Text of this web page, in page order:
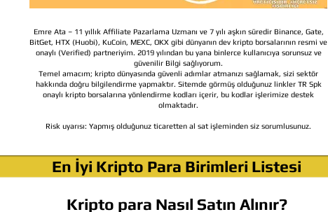
Emre Ata – 11 yıllık Affiliate Pazarlama Uzmanı ve 7 yılı aşkın süredir Binance, Gate,
BitGet, HTX (Huobi), KuCoin, MEXC, OKX gibi dünyanın dev kripto borsalarının resmi ve
onaylı (Verified) partneriyim. 2019 yılından bu yana binlerce kullanıcıya sorunsuz ve
güvenilir Bilgi sağlıyorum.
Temel amacım; kripto dünyasında güvenli adımlar atmanızı sağlamak, sizi sektör
hakkında doğru bilgilendirme yapmaktır. Sitemde görmüş olduğunuz linkler TR Spk
onaylı kripto borsalarına yönlendirme kodları içerir, bu kodlar işlerimize destek
olmaktadır.
Risk uyarısı: Yapmış olduğunuz ticaretten al sat işleminden siz sorumlusunuz.
En İyi Kripto Para Birimleri Listesi
Kripto para Nasıl Satın Alınır?